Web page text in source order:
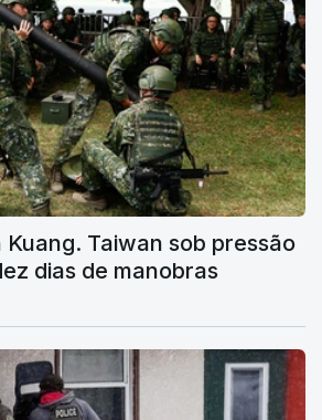
Taiwan sob pressão
dias de manobras